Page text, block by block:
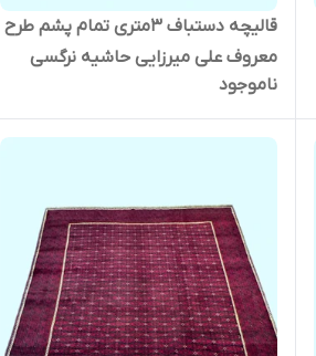
قالیچه دستباف 3متری تمام پشم طرح
معروف علی میرزایی حاشیه نرگسی
بلوچ رنگ طبیعی انتیک کد 0700438
ناموجود